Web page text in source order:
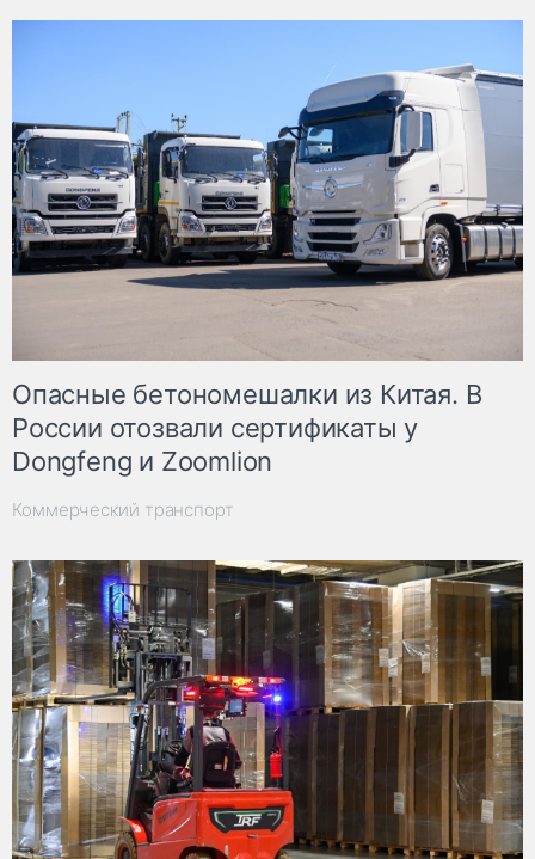
Опасные бетономешалки из Китая. В
России отозвали сертификаты у
Dongfeng и Zoomlion
Коммерческий транспорт